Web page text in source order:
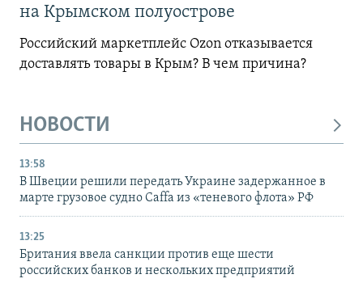
на Крымском полуострове
Российский маркетплейс Ozon отказывается
доставлять товары в Крым? В чем причина?
НОВОСТИ
13:58
В Швеции решили передать Украине задержанное в
марте грузовое судно Caffa из «теневого флота» РФ
13:25
Британия ввела санкции против еще шести
российских банков и нескольких предприятий